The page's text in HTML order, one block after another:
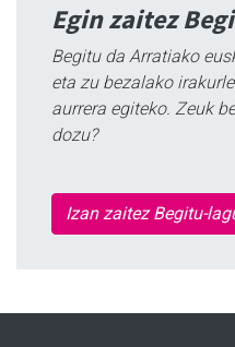
Egin zaitez
Begitu da Arratiako
eta zu bezalako
aurrera egiteko. Zeuk
dozu?
Izan zaitez Begitu-